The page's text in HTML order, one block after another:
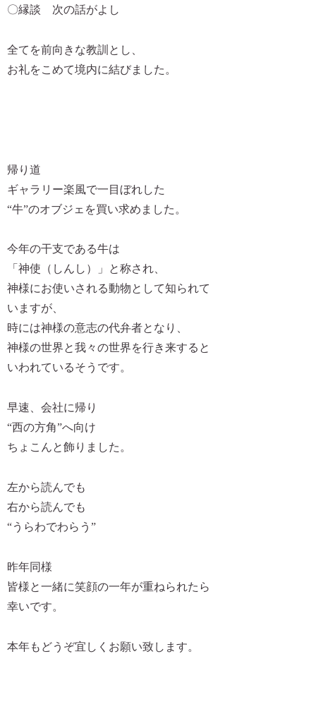
〇縁談 次の話がよし
全てを前向きな教訓とし、
お礼をこめて境内に結びました。
帰り道
ギャラリー楽風で一目ぼれした
“牛”のオブジェを買い求めました。
今年の干支である牛は
「神使（しんし）」と称され、
神様にお使いされる動物として知られて
いますが、
時には神様の意志の代弁者となり、
神様の世界と我々の世界を行き来すると
いわれているそうです。
早速、会社に帰り
“西の方角”へ向け
ちょこんと飾りました。
左から読んでも
右から読んでも
“うらわでわらう”
昨年同様
皆様と一緒に笑顔の一年が重ねられたら
幸いです。
本年もどうぞ宜しくお願い致します。